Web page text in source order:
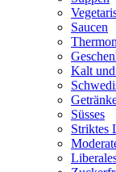
Saucen
Kalt
Süsses
Striktes